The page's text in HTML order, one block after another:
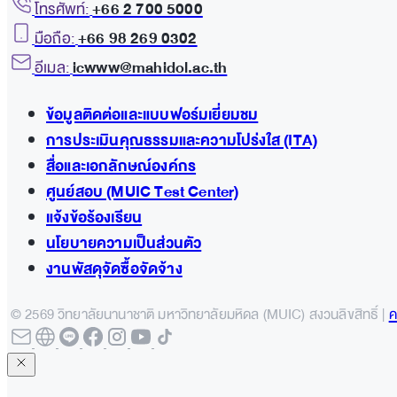
โทรศัพท์:+66 2 700 5000
มือถือ:+66 98 269 0302
อีเมล:icwww@mahidol.ac.th
ข้อมูลติดต่อและแบบฟอร์มเยี่ยมชม
การประเมินคุณธรรมและความโปร่งใส (ITA)
สื่อและเอกลักษณ์องค์กร
ศูนย์สอบ (MUIC Test Center)
แจ้งข้อร้องเรียน
นโยบายความเป็นส่วนตัว
งานพัสดุจัดซื้อจัดจ้าง
© 2569 วิทยาลัยนานาชาติ มหาวิทยาลัยมหิดล (MUIC) สงวนลิขสิทธิ์ |